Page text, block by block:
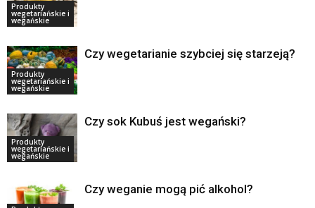
Produkty
wegetariańskie i
wegańskie
Produkty
wegetariańskie i
wegańskie
Czy wegetarianie szybciej się starzeją?
Produkty
wegetariańskie i
wegańskie
Czy sok Kubuś jest wegański?
Czy weganie mogą pić alkohol?